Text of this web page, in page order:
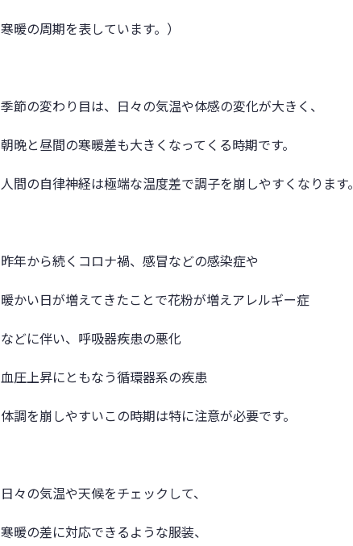
寒暖の周期を表しています。）
季節の変わり目は、日々の気温や体感の変化が大きく、
朝晩と昼間の寒暖差も大きくなってくる時期です。
人間の自律神経は極端な温度差で調子を崩しやすくなります。
昨年から続くコロナ禍、感冒などの感染症や
暖かい日が増えてきたことで花粉が増えアレルギー症
などに伴い、呼吸器疾患の悪化
血圧上昇にともなう循環器系の疾患
体調を崩しやすいこの時期は特に注意が必要です。
日々の気温や天候をチェックして、
寒暖の差に対応できるような服装、